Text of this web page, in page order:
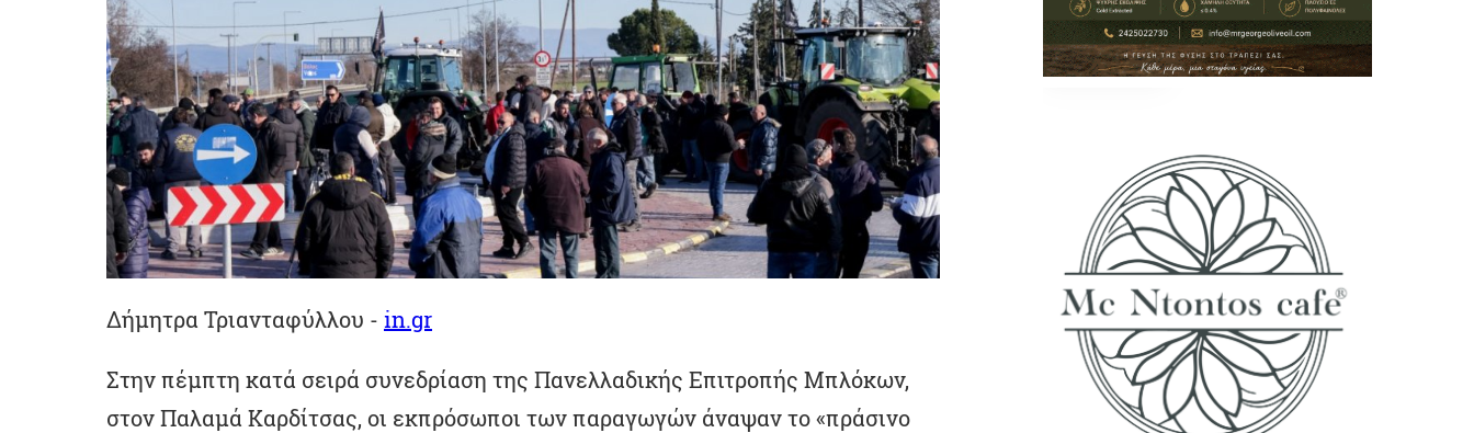
Δήμητρα Τριανταφύλλου - in.gr
Στην πέμπτη κατά σειρά συνεδρίαση της Πανελλαδικής Επιτροπής Μπλόκων,
στον Παλαμά Καρδίτσας, οι εκπρόσωποι των παραγωγών άναψαν το «πράσινο